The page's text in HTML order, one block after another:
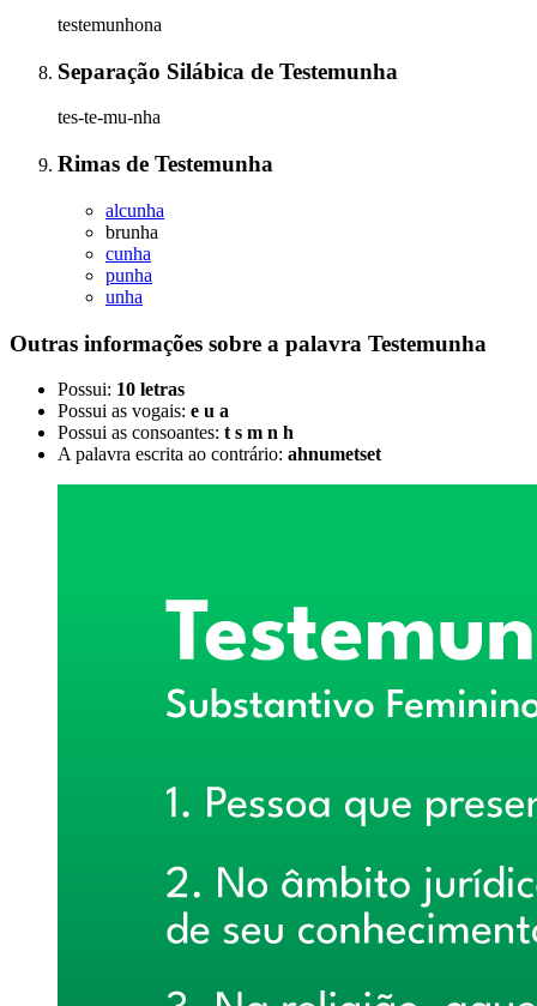
testemunhona
Separação Silábica de Testemunha
tes-te-mu-nha
Rimas de Testemunha
alcunha
brunha
cunha
punha
unha
Outras informações sobre a palavra Testemunha
Possui: 10 letras
Possui as vogais: e u a
Possui as consoantes: t s m n h
A palavra escrita ao contrário: ahnumetset